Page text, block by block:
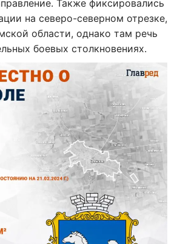
Также фиксировались
на северо-северном отрезке,
области, однако там речь
боевых столкновениях.